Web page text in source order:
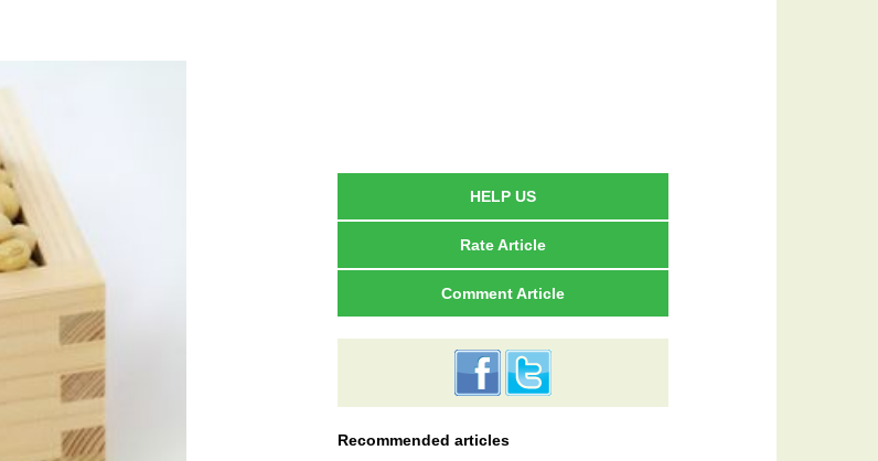
HELP US
Rate Article
Comment Article
Recommended articles